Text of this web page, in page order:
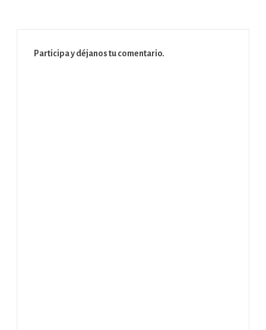
Participa y déjanos tu comentario.